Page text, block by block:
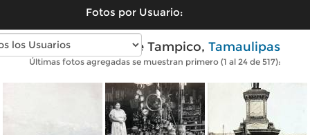
Fotos por Usuario:
Fotos antiguas de Tampico, Tamaulipas
Últimas fotos agregadas se muestran primero (1 al 24 de 517):